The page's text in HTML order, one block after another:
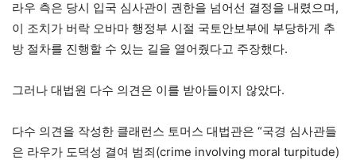
라우 측은 당시 입국 심사관이 권한을 넘어선 결정을 내렸으며,
이 조치가 버락 오바마 행정부 시절 국토안보부에 부당하게 추
방 절차를 진행할 수 있는 길을 열어줬다고 주장했다.
그러나 대법원 다수 의견은 이를 받아들이지 않았다.
다수 의견을 작성한 클래런스 토머스 대법관은 “국경 심사관들
은 라우가 도덕성 결여 범죄(crime involving moral turpitude)